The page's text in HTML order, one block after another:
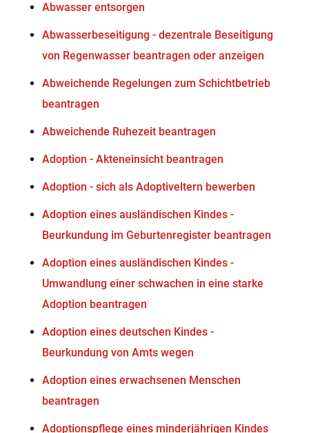
Abwasser entsorgen
Abwasserbeseitigung - dezentrale Beseitigung
von Regenwasser beantragen oder anzeigen
Abweichende Regelungen zum Schichtbetrieb
beantragen
Abweichende Ruhezeit beantragen
Adoption - Akteneinsicht beantragen
Adoption - sich als Adoptiveltern bewerben
Adoption eines ausländischen Kindes -
Beurkundung im Geburtenregister beantragen
Adoption eines ausländischen Kindes -
Umwandlung einer schwachen in eine starke
Adoption beantragen
Adoption eines deutschen Kindes -
Beurkundung von Amts wegen
Adoption eines erwachsenen Menschen
beantragen
Adoptionspflege eines minderjährigen Kindes